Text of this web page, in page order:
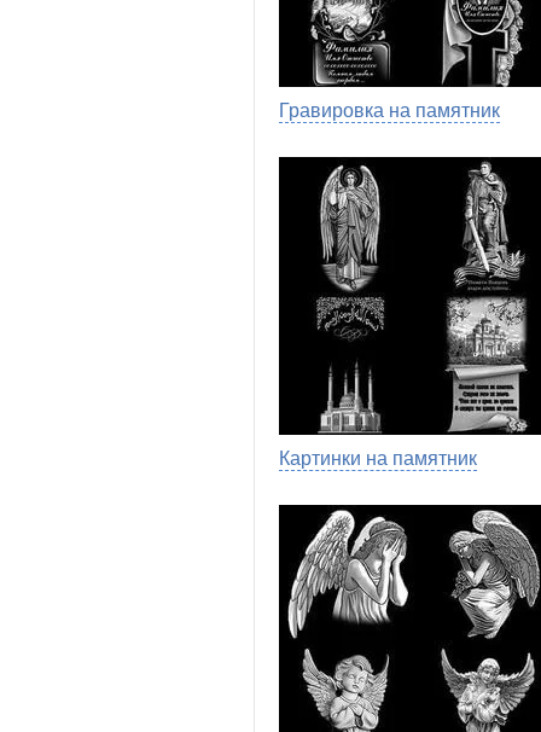
Гравировка на памятник
Картинки на памятник